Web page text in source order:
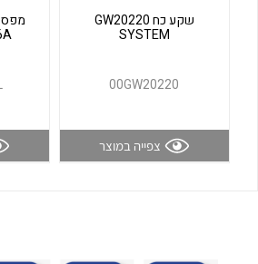
לכל מוצרי היצרן
שקע כח GW20220
SYSTEM
00GW20220
צפייה במוצר